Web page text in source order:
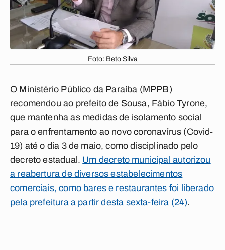
Foto: Beto Silva
O Ministério Público da Paraíba (MPPB)
recomendou ao prefeito de Sousa, Fábio Tyrone,
que mantenha as medidas de isolamento social
para o enfrentamento ao novo coronavírus (Covid-
19) até o dia 3 de maio, como disciplinado pelo
decreto estadual. Um decreto municipal autorizou
a reabertura de diversos estabelecimentos
comerciais, como bares e restaurantes foi liberado
pela prefeitura a partir desta sexta-feira (24).